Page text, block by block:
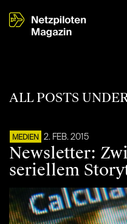
ALL POSTS
MEDIEN 2. FEB. 2015
Newsletter:
seriellem